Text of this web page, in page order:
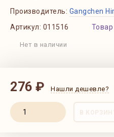
Производитель: Gangchen
Артикул: 011516
Нет в наличии
276 ₽ Нашли дешевле?
В